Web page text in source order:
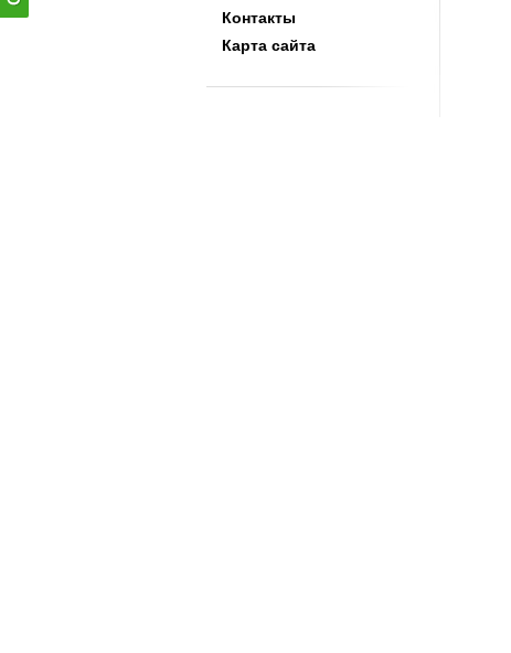
Контакты
Карта сайта